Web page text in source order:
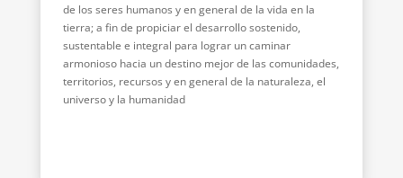
de los seres humanos y en general de la vida en la
tierra; a fin de propiciar el desarrollo sostenido,
sustentable e integral para lograr un caminar
armonioso hacia un destino mejor de las comunidades,
territorios, recursos y en general de la naturaleza, el
universo y la humanidad